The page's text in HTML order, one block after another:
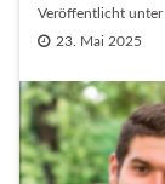
Veröffentlicht unter
23. Mai 2025